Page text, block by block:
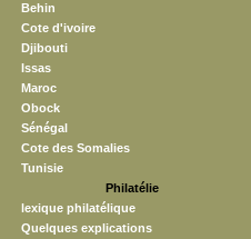
Behin
Cote d'ivoire
Djibouti
Issas
Maroc
Obock
Sénégal
Cote des Somalies
Tunisie
Philatélie
lexique philatélique
Quelques explications